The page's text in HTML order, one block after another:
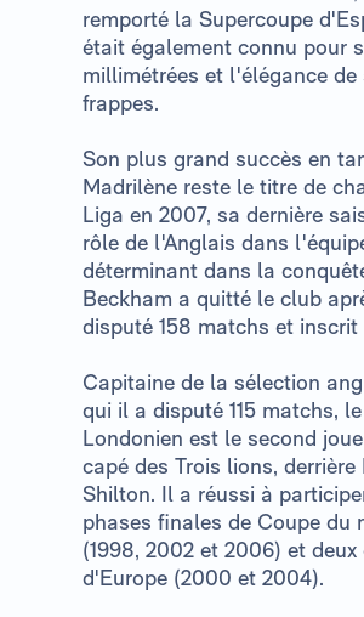
remporté la Supercoupe
était également connu pour
millimétrées et l'élégance de
frappes.
Son plus grand succès en
Madrilène reste le titre de
Liga en 2007, sa dernière
rôle de l'Anglais dans
déterminant dans la
Beckham a quitté le club
disputé 158 matchs et inscrit
Capitaine de la sélection
qui il a disputé 115 matchs, le
Londonien est le second
capé des Trois lions, derrière
Shilton. Il a réussi à
phases finales de Coupe du
(1998, 2002 et 2006) et deux
d'Europe (2000 et 2004).